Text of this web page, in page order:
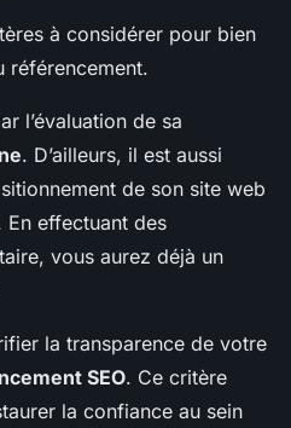
à considérer pour bien
référencement.
l’évaluation de sa
. D’ailleurs, il est aussi
de son site web
En effectuant des
vous aurez déjà un
la transparence de votre
SEO. Ce critère
la confiance au sein